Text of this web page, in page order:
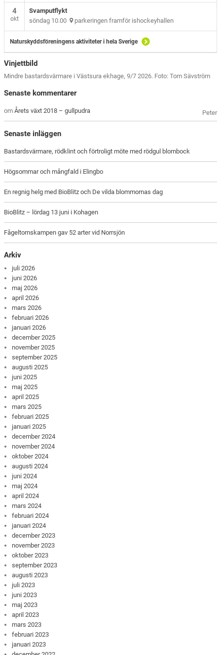
4
okt
Svamputflykt
söndag 10.00 parkeringen framför ishockeyhallen
Naturskyddsföreningens aktiviteter i hela Sverige
Vinjettbild
Mindre bastardsvärmare i Västsura ekhage, 9/7 2026. Foto: Tom Sävström
Senaste kommentarer
Peter
omÅrets växt 2018 – gullpudra
Senaste inläggen
Bastardsvärmare, rödklint och förtroligt möte med rödgul blombock
Högsommar och mångfald i Elingbo
En regnig helg med BioBlitz och De vilda blommornas dag
BioBlitz – lördag 13 juni i Kohagen
Fågeltornskampen gav 52 arter vid Norrsjön
Arkiv
juli 2026
juni 2026
maj 2026
april 2026
mars 2026
februari 2026
januari 2026
december 2025
november 2025
september 2025
augusti 2025
juni 2025
maj 2025
april 2025
mars 2025
februari 2025
januari 2025
december 2024
november 2024
oktober 2024
augusti 2024
juni 2024
maj 2024
april 2024
mars 2024
februari 2024
januari 2024
december 2023
november 2023
oktober 2023
september 2023
augusti 2023
juli 2023
juni 2023
maj 2023
april 2023
mars 2023
februari 2023
januari 2023